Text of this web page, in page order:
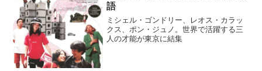
語
ミシェル・ゴンドリー、レオス・カラッ
クス、ポン・ジュノ。世界で活躍する三
人の才能が東京に結集